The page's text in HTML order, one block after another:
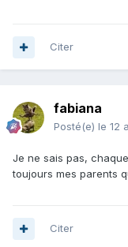
Citer
fabiana
Posté(e) le 12
Je ne sais pas,
toujours mes parents
Citer